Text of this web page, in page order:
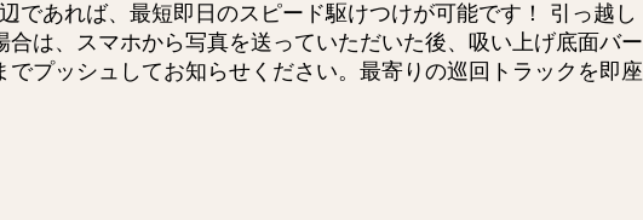
であれば、最短即日のスピード駆けつけが可能です！ 引っ越し
は、スマホから写真を送っていただいた後、吸い上げ底面バー
プッシュしてお知らせください。最寄りの巡回トラックを即座